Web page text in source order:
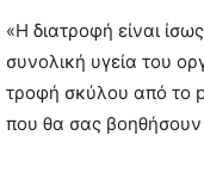
«Η διατροφή είναι
συνολική υγεία του
τροφή σκύλου από το
που θα σας